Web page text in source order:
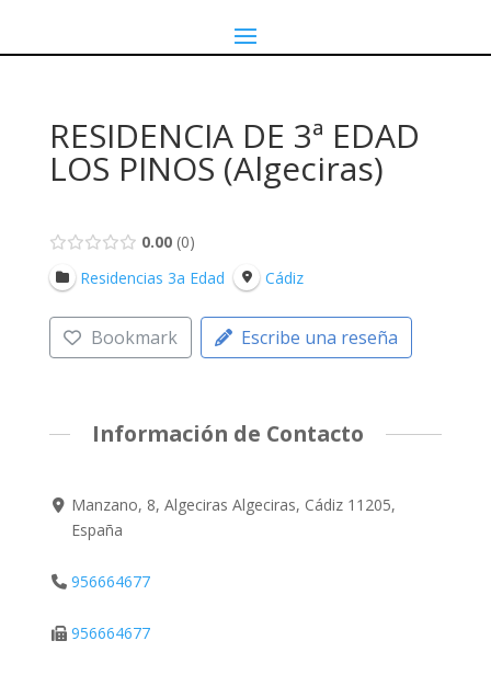
RESIDENCIA DE 3ª EDAD
LOS PINOS (Algeciras)
0.00 0
Residencias 3a Edad
Cádiz
Bookmark Escribe una reseña
Información de Contacto
Manzano, 8, Algeciras Algeciras, Cádiz 11205,
España
956664677
956664677